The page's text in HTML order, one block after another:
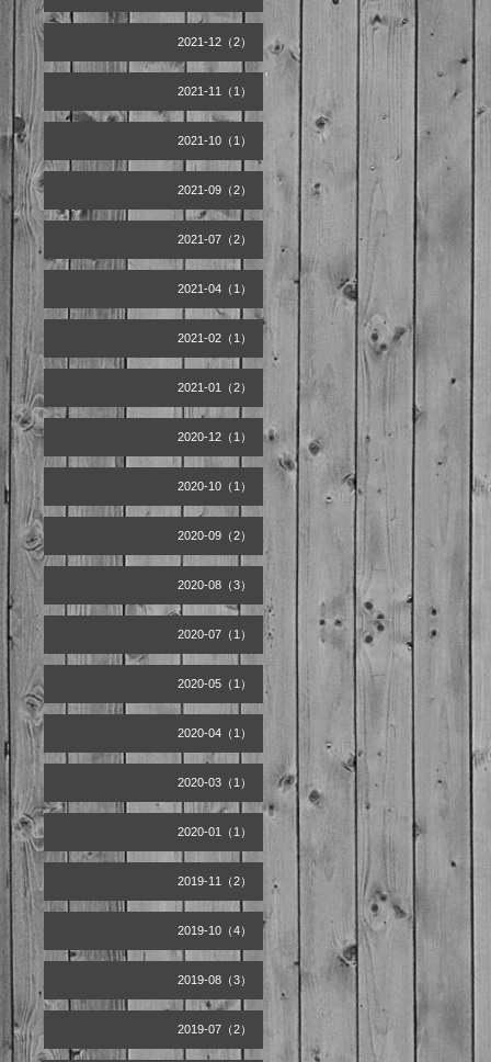
2021-12（2）
2021-11（1）
2021-10（1）
2021-09（2）
2021-07（2）
2021-04（1）
2021-02（1）
2021-01（2）
2020-12（1）
2020-10（1）
2020-09（2）
2020-08（3）
2020-07（1）
2020-05（1）
2020-04（1）
2020-03（1）
2020-01（1）
2019-11（2）
2019-10（4）
2019-08（3）
2019-07（2）